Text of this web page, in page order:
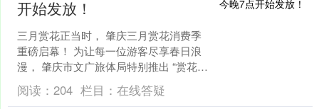
开始发放！
三月赏花正当时， 肇庆三月赏花消费季
重磅启幕！ 为让每一位游客尽享春日浪
漫， 肇庆市文广旅体局特别推出 “赏花
季”文旅促消费活动。 “ 肇 庆 文 旅 券 ”....
阅读： 204 栏目： 在线答疑